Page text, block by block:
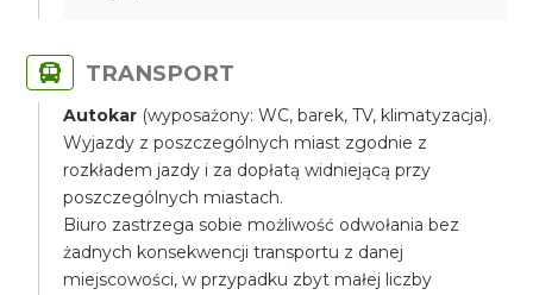
TRANSPORT
Autokar (wyposażony: WC, barek, TV, klimatyzacja).
Wyjazdy z poszczególnych miast zgodnie z
rozkładem jazdy i za dopłatą widniejącą przy
poszczególnych miastach.
Biuro zastrzega sobie możliwość odwołania bez
żadnych konsekwencji transportu z danej
miejscowości, w przypadku zbyt małej liczby